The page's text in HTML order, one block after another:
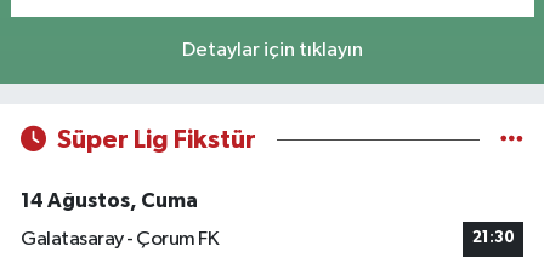
Detaylar için tıklayın
Süper Lig Fikstür
14 Ağustos, Cuma
Galatasaray - Çorum FK
21:30